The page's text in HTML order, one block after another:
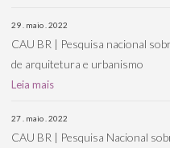
29 . maio . 2022
CAU BR | Pesquisa nacional
de arquitetura e urbanismo
Leia mais
27 . maio . 2022
CAU BR | Pesquisa Nacional